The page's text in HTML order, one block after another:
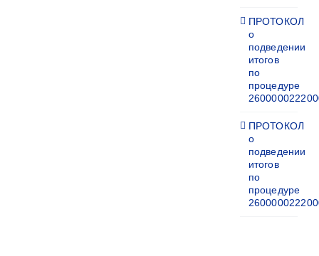
ПРОТОКОЛ
о
подведении
итогов
по
процедуре
ПРОТОКОЛ
о
подведении
итогов
по
процедуре